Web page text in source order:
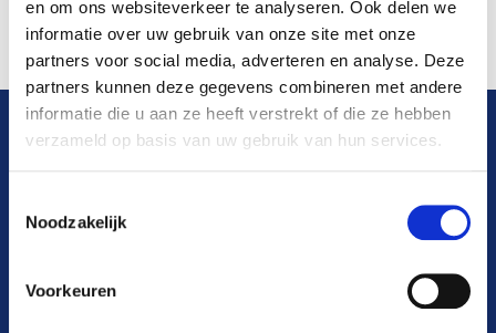
en om ons websiteverkeer te analyseren. Ook delen we
informatie over uw gebruik van onze site met onze
partners voor social media, adverteren en analyse. Deze
partners kunnen deze gegevens combineren met andere
informatie die u aan ze heeft verstrekt of die ze hebben
verzameld op basis van uw gebruik van hun services.
Noodzakelijk
Voorkeuren
onze klanten. Aandacht voor jullie wensen, dat is het
uitgangspunt.